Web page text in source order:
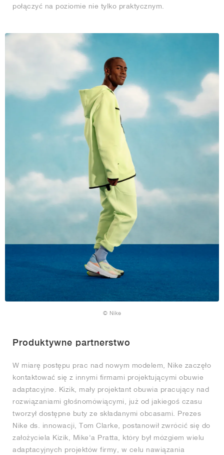
połączyć na poziomie nie tylko praktycznym.
© Nike
Produktywne partnerstwo
W miarę postępu prac nad nowym modelem, Nike zaczęło
kontaktować się z innymi firmami projektującymi obuwie
adaptacyjne. Kizik, mały projektant obuwia pracujący nad
rozwiązaniami głośnomówiącymi, już od jakiegoś czasu
tworzył dostępne buty ze składanymi obcasami. Prezes
Nike ds. innowacji, Tom Clarke, postanowił zwrócić się do
założyciela Kizik, Mike'a Pratta, który był mózgiem wielu
adaptacyjnych projektów firmy, w celu nawiązania